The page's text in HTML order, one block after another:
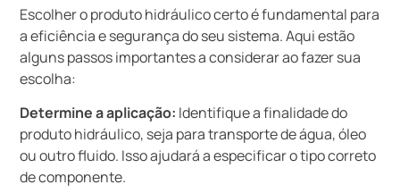
Escolher o produto hidráulico certo é fundamental para
a eficiência e segurança do seu sistema. Aqui estão
alguns passos importantes a considerar ao fazer sua
escolha:
Determine a aplicação: Identifique a finalidade do
produto hidráulico, seja para transporte de água, óleo
ou outro fluido. Isso ajudará a especificar o tipo correto
de componente.